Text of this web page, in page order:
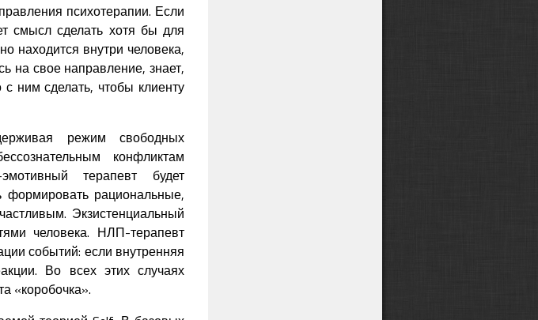
психотерапии. Если
смысл сделать хотя бы для
находится внутри человека,
на свое направление, знает,
с ним сделать, чтобы клиенту
режим свободных
конфликтам
терапевт будет
формировать рациональные,
Экзистенциальный
человека. НЛП-терапевт
событий: если внутренняя
Во всех этих случаях
«коробочка».